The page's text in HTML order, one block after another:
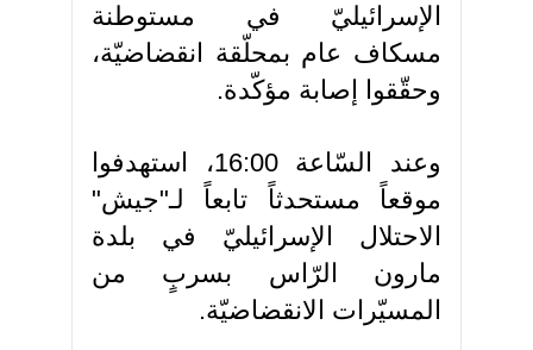
الإسرائيليّ في مستوطنة
مسكاف عام بمحلّقة انقضاضيّة،
وحقّقوا إصابة مؤكّدة.
وعند السّاعة 16:00، استهدفوا
موقعاً مستحدثاً تابعاً لـ"جيش"
الاحتلال الإسرائيليّ في بلدة
مارون الرّاس بسربٍ من
المسيّرات الانقضاضيّة.